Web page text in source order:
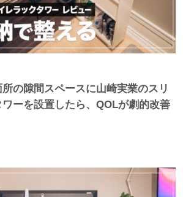
所の隙間スペースに山崎実業のスリ
ーを設置したら、QOLが劇的改善